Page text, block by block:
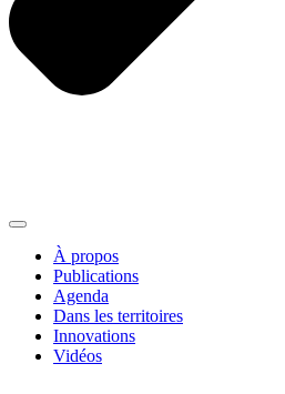
À propos
Publications
Agenda
Dans les territoires
Innovations
Vidéos